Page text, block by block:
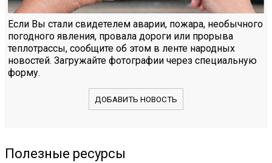
Если Вы стали свидетелем аварии, пожара, необычного
погодного явления, провала дороги или прорыва
теплотрассы, сообщите об этом в ленте народных
новостей. Загружайте фотографии через специальную
форму.
ДОБАВИТЬ НОВОСТЬ
Полезные ресурсы